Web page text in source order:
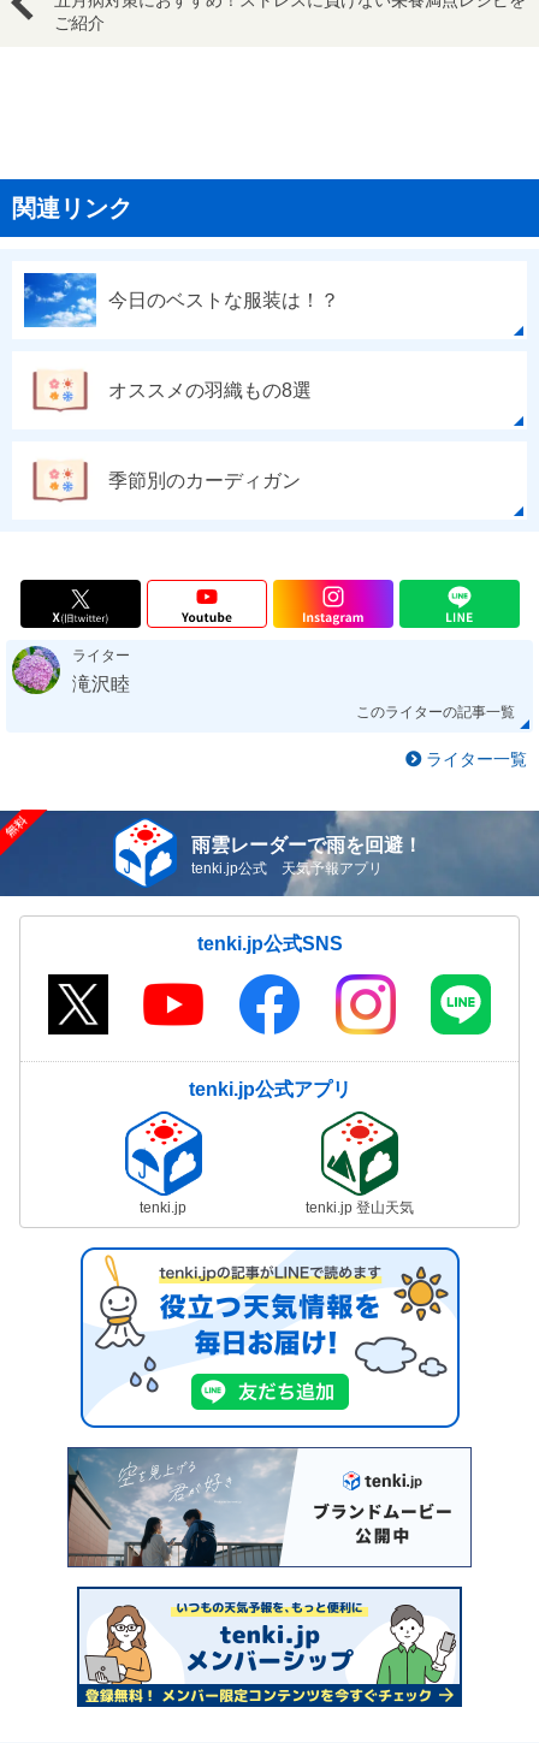
ご紹介
関連リンク
今日のベストな服装は！？
オススメの羽織もの8選
季節別のカーディガン
ライター
滝沢睦
このライターの記事一覧
ライター一覧
雨雲レーダーで雨を回避！
tenki.jp公式 天気予報アプリ
tenki.jp公式SNS
tenki.jp公式アプリ
tenki.jp tenki.jp 登山天気